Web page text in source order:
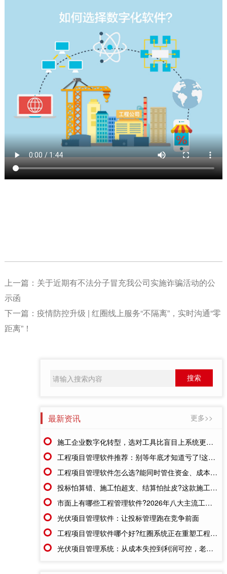
上一篇： 关于近期有不法分子冒充我公司实施诈骗活动的公
示函
下一篇： 疫情防控升级 | 红圈线上服务“不隔离”，实时沟通“零
距离”！
最新资讯 更多>>
施工企业数字化转型，选对工具比盲目上系统更重要
工程项目管理软件推荐：别等年底才知道亏了!这套系统让每一分钱都有迹可循
工程项目管理软件怎么选?能同时管住资金、成本、进度的才靠谱
投标怕算错、施工怕超支、结算怕扯皮?这款施工成本管理系统一招全解决
市面上有哪些工程管理软件?2026年八大主流工具深度盘点
光伏项目管理软件：让投标管理跑在竞争前面
工程项目管理软件哪个好?红圈系统正在重塑工程企业的"数字大脑"
光伏项目管理系统：从成本失控到利润可控，老板只需做对一步